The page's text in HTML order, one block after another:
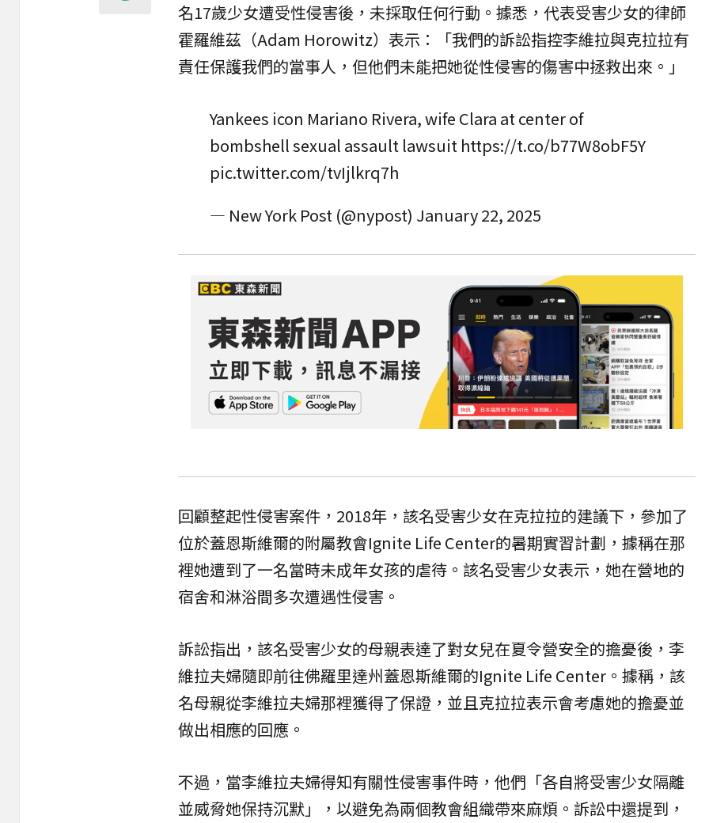
名17歲少女遭受性侵害後，未採取任何行動。據悉，代表受害少女的律師
霍羅維茲（Adam Horowitz）表示：「我們的訴訟指控李維拉與克拉拉有
責任保護我們的當事人，但他們未能把她從性侵害的傷害中拯救出來。」
Yankees icon Mariano Rivera, wife Clara at center of
bombshell sexual assault lawsuit https://t.co/b77W8obF5Y
pic.twitter.com/tvIjlkrq7h
— New York Post (@nypost) January 22, 2025
回顧整起性侵害案件，2018年，該名受害少女在克拉拉的建議下，參加了
位於蓋恩斯維爾的附屬教會Ignite Life Center的暑期實習計劃，據稱在那
裡她遭到了一名當時未成年女孩的虐待。該名受害少女表示，她在營地的
宿舍和淋浴間多次遭遇性侵害。
訴訟指出，該名受害少女的母親表達了對女兒在夏令營安全的擔憂後，李
維拉夫婦隨即前往佛羅里達州蓋恩斯維爾的Ignite Life Center。據稱，該
名母親從李維拉夫婦那裡獲得了保證，並且克拉拉表示會考慮她的擔憂並
做出相應的回應。
不過，當李維拉夫婦得知有關性侵害事件時，他們「各自將受害少女隔離
並威脅她保持沉默」，以避免為兩個教會組織帶來麻煩。訴訟中還提到，